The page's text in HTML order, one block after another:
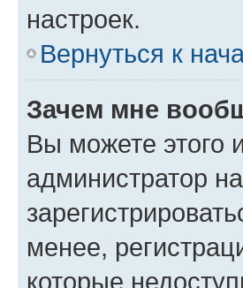
настроек.
Вернуться к
Зачем мне
Вы можете этого
администратор
менее,
которые